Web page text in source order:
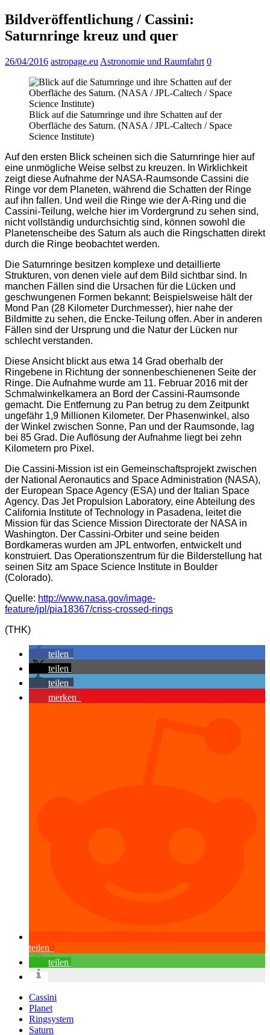
Bildveröffentlichung / Cassini:
Saturnringe kreuz und quer
26/04/2016 astropage.eu Astronomie und Raumfahrt 0
Blick auf die Saturnringe und ihre Schatten auf der
Oberfläche des Saturn. (NASA / JPL-Caltech / Space
Science Institute)
Auf den ersten Blick scheinen sich die Saturnringe hier auf
eine unmögliche Weise selbst zu kreuzen. In Wirklichkeit
zeigt diese Aufnahme der NASA-Raumsonde Cassini die
Ringe vor dem Planeten, während die Schatten der Ringe
auf ihn fallen. Und weil die Ringe wie der A-Ring und die
Cassini-Teilung, welche hier im Vordergrund zu sehen sind,
nicht vollständig undurchsichtig sind, können sowohl die
Planetenscheibe des Saturn als auch die Ringschatten direkt
durch die Ringe beobachtet werden.
Die Saturnringe besitzen komplexe und detaillierte
Strukturen, von denen viele auf dem Bild sichtbar sind. In
manchen Fällen sind die Ursachen für die Lücken und
geschwungenen Formen bekannt: Beispielsweise hält der
Mond Pan (28 Kilometer Durchmesser), hier nahe der
Bildmitte zu sehen, die Encke-Teilung offen. Aber in anderen
Fällen sind der Ursprung und die Natur der Lücken nur
schlecht verstanden.
Diese Ansicht blickt aus etwa 14 Grad oberhalb der
Ringebene in Richtung der sonnenbeschienenen Seite der
Ringe. Die Aufnahme wurde am 11. Februar 2016 mit der
Schmalwinkelkamera an Bord der Cassini-Raumsonde
gemacht. Die Entfernung zu Pan betrug zu dem Zeitpunkt
ungefähr 1,9 Millionen Kilometer. Der Phasenwinkel, also
der Winkel zwischen Sonne, Pan und der Raumsonde, lag
bei 85 Grad. Die Auflösung der Aufnahme liegt bei zehn
Kilometern pro Pixel.
Die Cassini-Mission ist ein Gemeinschaftsprojekt zwischen
der National Aeronautics and Space Administration (NASA),
der European Space Agency (ESA) und der Italian Space
Agency. Das Jet Propulsion Laboratory, eine Abteilung des
California Institute of Technology in Pasadena, leitet die
Mission für das Science Mission Directorate der NASA in
Washington. Der Cassini-Orbiter und seine beiden
Bordkameras wurden am JPL entworfen, entwickelt und
konstruiert. Das Operationszentrum für die Bilderstellung hat
seinen Sitz am Space Science Institute in Boulder
(Colorado).
Quelle: http://www.nasa.gov/image-
feature/jpl/pia18367/criss-crossed-rings
(THK)
teilen
teilen
teilen
merken
teilen
teilen
Cassini
Planet
Ringsystem
Saturn